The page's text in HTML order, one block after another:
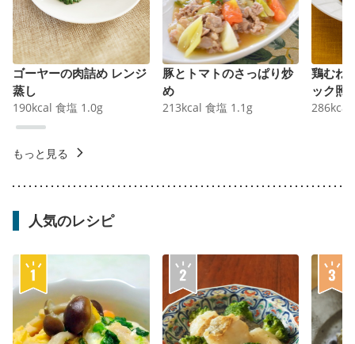
ゴーヤーの肉詰め レンジ
蒸し
190kcal 食塩 1.0g
豚とトマトのさっぱり炒
め
213kcal 食塩 1.1 g
鶏むね
ック照
286kcal
もっと見る
人気のレシピ